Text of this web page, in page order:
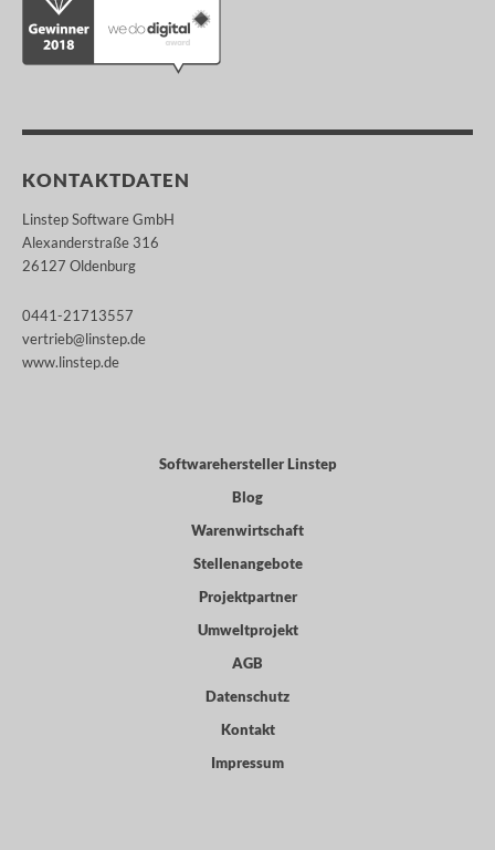
KONTAKTDATEN
Linstep Software GmbH
Alexanderstraße 316
26127 Oldenburg
0441-21713557
vertrieb@linstep.de
www.linstep.de
Softwarehersteller Linstep
Blog
Warenwirtschaft
Stellenangebote
Projektpartner
Umweltprojekt
AGB
Datenschutz
Kontakt
Impressum